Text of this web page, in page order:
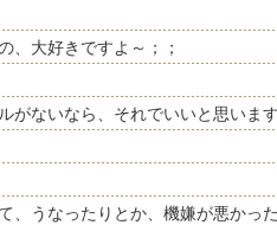
、大好きですよ～；；
がないなら、それでいいと思いま
、うなったりとか、機嫌が悪かっ